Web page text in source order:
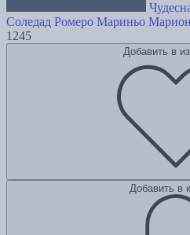
Соледад Ромеро Мариньо
1245
Добавить в
Добавить в